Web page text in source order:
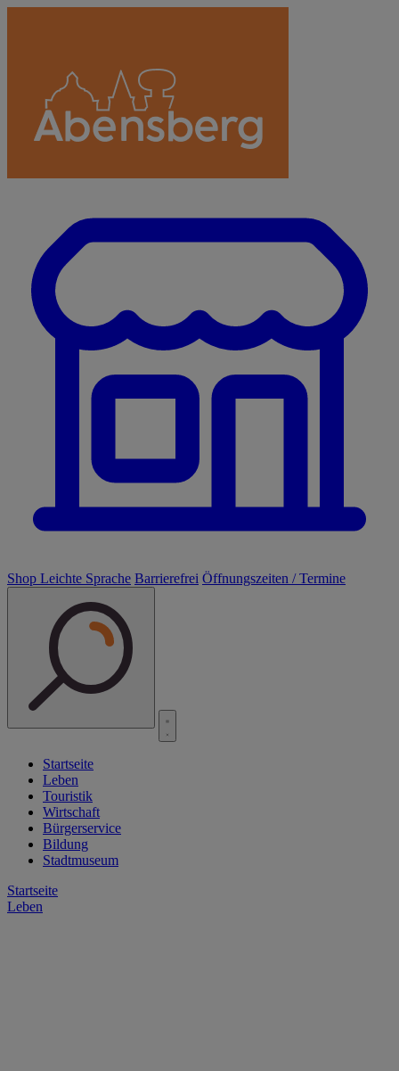
Shop Leichte Sprache Barrierefrei Öffnungszeiten / Termine
Startseite
Leben
Touristik
Wirtschaft
Bürgerservice
Bildung
Stadtmuseum
Startseite
Leben